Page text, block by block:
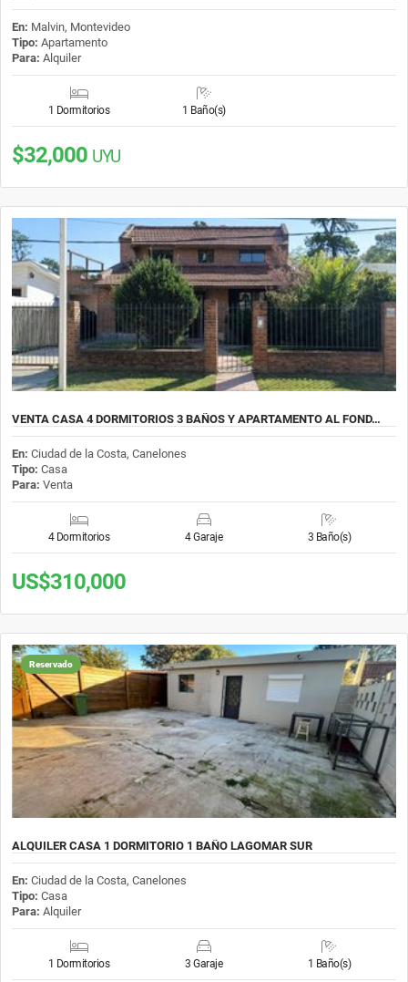
En: Malvin, Montevideo
Tipo: Apartamento
Para: Alquiler
1 Dormitorios 1 Baño(s)
$32,000 UYU
VENTA CASA 4 DORMITORIOS 3 BAÑOS Y APARTAMENTO AL FOND…
En: Ciudad de la Costa, Canelones
Tipo: Casa
Para: Venta
4 Dormitorios 4 Garaje 3 Baño(s)
US$310,000
Reservado
ALQUILER CASA 1 DORMITORIO 1 BAÑO LAGOMAR SUR
En: Ciudad de la Costa, Canelones
Tipo: Casa
Para: Alquiler
1 Dormitorios 3 Garaje 1 Baño(s)